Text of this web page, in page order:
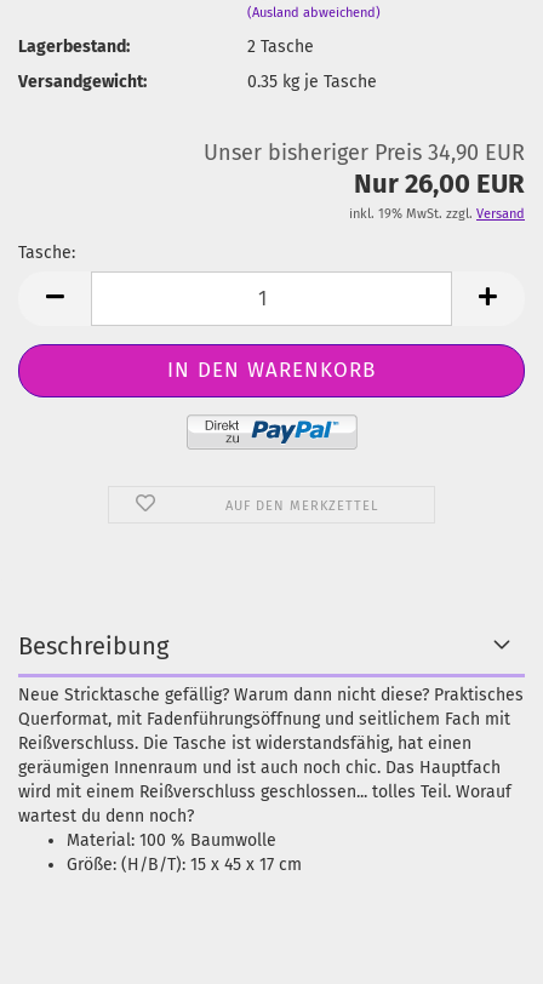
(Ausland abweichend)
Lagerbestand: 2Tasche
Versandgewicht:
0.35 kg je Tasche
Unser bisheriger Preis 34,90 EUR
Nur 26,00 EUR
inkl. 19% MwSt. zzgl. Versand
Tasche:
AUF DEN MERKZETTEL
Beschreibung
Neue Stricktasche gefällig? Warum dann nicht diese? Praktisches
Querformat, mit Fadenführungsöffnung und seitlichem Fach mit
Reißverschluss. Die Tasche ist widerstandsfähig, hat einen
geräumigen Innenraum und ist auch noch chic. Das Hauptfach
wird mit einem Reißverschluss geschlossen... tolles Teil. Worauf
wartest du denn noch?
Material: 100 % Baumwolle
Größe: (H/B/T): 15 x 45 x 17 cm